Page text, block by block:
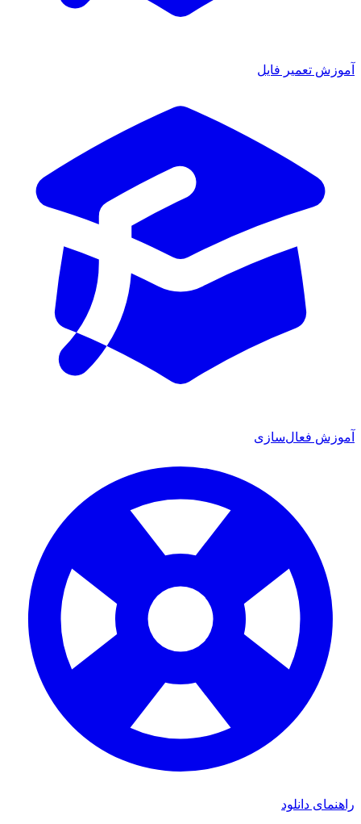
آموزش تعمیر فایل
آموزش فعال‌سازی
راهنمای دانلود